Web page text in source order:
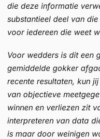
die deze informatie
substantieel deel van
voor iedereen die weet
Voor wedders is dit een
gemiddelde gokker
recente resultaten, kun
van objectieve
winnen en verliezen zit
interpreteren van data
is maar door weinigen